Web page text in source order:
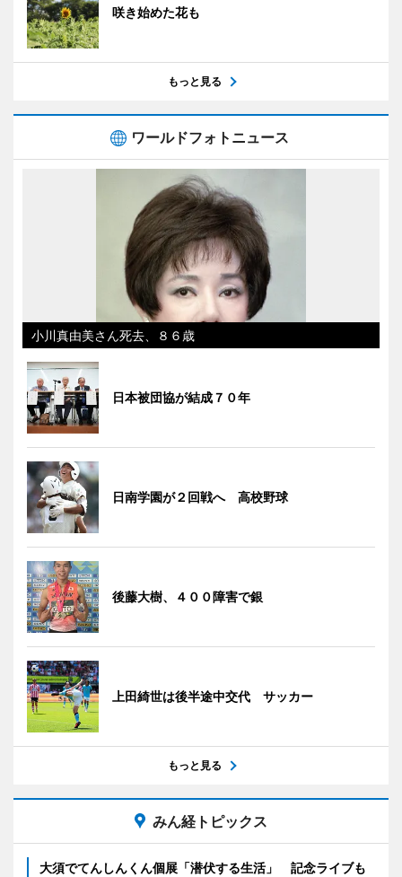
咲き始めた花も
もっと見る
ワールドフォトニュース
小川真由美さん死去、８６歳
日本被団協が結成７０年
日南学園が２回戦へ 高校野球
後藤大樹、４００障害で銀
上田綺世は後半途中交代 サッカー
もっと見る
みん経トピックス
大須でてんしんくん個展「潜伏する生活」 記念ライブも